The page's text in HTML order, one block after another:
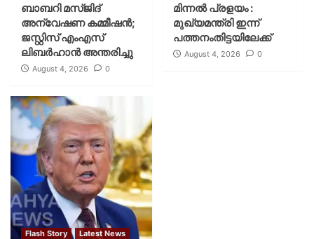
ബാബറി മസ്ജിദ്
അന്വേഷണ കമ്മീഷന്‍;
ജസ്റ്റിസ് എംഎസ്
ലിബര്‍ഹാന്‍ അന്തരിച്ചു
August 4, 2026 0
മിന്നല്‍ പ്രളയം :
മുഖ്യമന്ത്രി ഇന്ന്
പത്തനംതിട്ടയിലേക്ക്
August 4, 2026 0
Flash Story Latest News